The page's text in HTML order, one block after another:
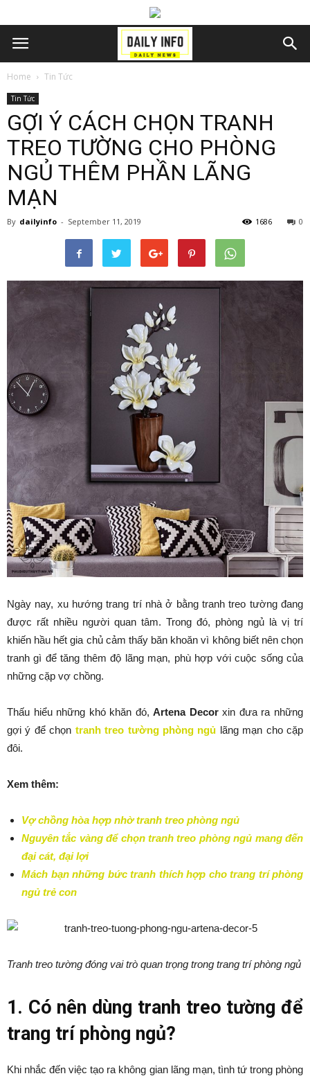
Home Tin Tức
Tin Tức
GỢI Ý CÁCH CHỌN TRANH
TREO TƯỜNG CHO PHÒNG
NGỦ THÊM PHẦN LÃNG
MẠN
By dailyinfo - September 11, 2019 0
1686
Ngày nay, xu hướng trang trí nhà ở bằng tranh treo tường đang
được rất nhiều người quan tâm. Trong đó, phòng ngủ là vị trí
khiến hầu hết gia chủ cảm thấy băn khoăn vì không biết nên chọn
tranh gì để tăng thêm độ lãng mạn, phù hợp với cuộc sống của
những cặp vợ chồng.
Thấu hiểu những khó khăn đó,Artena Decorxin đưa ra những
gợi ý để chọn tranh treo tường phòng ngủ lãng mạn cho cặp
đôi.
Xem thêm:
Vợ chồng hòa hợp nhờ tranh treo phòng ngủ
Nguyên tắc vàng để chọn tranh treo phòng ngủ mang đến
đại cát, đại lợi
Mách bạn những bức tranh thích hợp cho trang trí phòng
ngủ trẻ con
Tranh treo tường đóng vai trò quan trọng trong trang trí phòng ngủ
1. Có nên dùng tranh treo tường để
trang trí phòng ngủ?
Khi nhắc đến việc tạo ra không gian lãng mạn, tình tứ trong phòng